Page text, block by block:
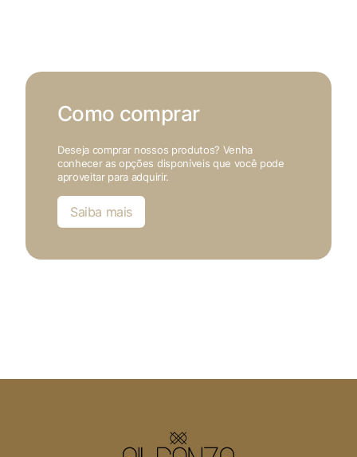
Como comprar
Deseja comprar nossos produtos? Venha
conhecer as opções disponíveis que você pode
aproveitar para adquirir.
Saiba mais